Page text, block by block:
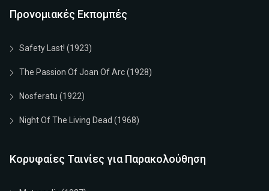
Προνομιακές Εκπομπές
Safety Last! (1923)
The Passion Of Joan Of Arc (1928)
Nosferatu (1922)
Night Of The Living Dead (1968)
Κορυφαίες Ταινίες για Παρακολούθηση